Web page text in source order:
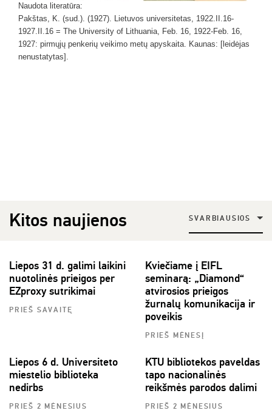
Naudota literatūra:
Pakštas, K. (sud.). (1927). Lietuvos universitetas, 1922.II.16-
1927.II.16 = The University of Lithuania, Feb. 16, 1922-Feb. 16,
1927: pirmųjų penkerių veikimo metų apyskaita. Kaunas: [leidėjas
nenustatytas].
Kitos naujienos SVARBIAUSIOS
Liepos 31 d. galimi laikini
nuotolinės prieigos per
EZproxy sutrikimai
PRIEŠ SAVAITĘ
Kviečiame į EIFL
seminarą: „Diamond“
atvirosios prieigos
žurnalų komunikacija ir
poveikis
PRIEŠ MĖNESĮ
Liepos 6 d. Universiteto
miestelio biblioteka
nedirbs
PRIEŠ 2 MĖNESIUS
KTU bibliotekos paveldas
tapo nacionalinės
reikšmės parodos dalimi
PRIEŠ 2 MĖNESIUS